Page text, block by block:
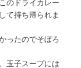
て持ち帰られま
ったのでそぼろ
玉子スープには